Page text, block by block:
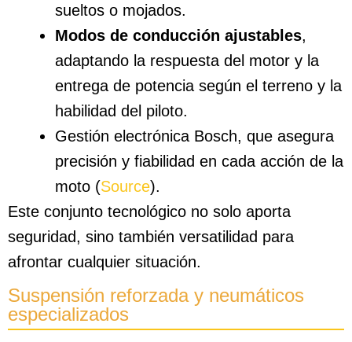
sueltos o mojados.
Modos de conducción ajustables,
adaptando la respuesta del motor y la
entrega de potencia según el terreno y la
habilidad del piloto.
Gestión electrónica Bosch, que asegura
precisión y fiabilidad en cada acción de la
moto (Source).
Este conjunto tecnológico no solo aporta
seguridad, sino también versatilidad para
afrontar cualquier situación.
Suspensión reforzada y neumáticos
especializados